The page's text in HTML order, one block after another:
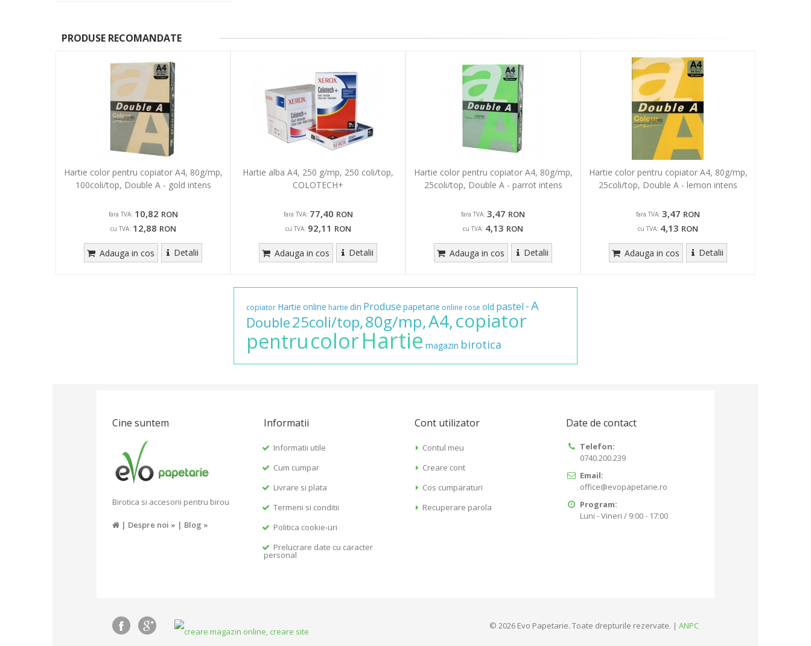
PRODUSE RECOMANDATE
Hartie color pentru copiator A4, 80g/mp,
100coli/top, Double A - gold intens
fara TVA: 10,82 RON
cu TVA: 12,88 RON
Adauga in cos Detalii
Hartie alba A4, 250 g/mp, 250 coli/top,
COLOTECH+
fara TVA: 77,40 RON
cu TVA: 92,11 RON
Adauga in cos Detalii
Hartie color pentru copiator A4, 80g/mp,
25coli/top, Double A - parrot intens
fara TVA: 3,47 RON
cu TVA: 4,13 RON
Adauga in cos Detalii
Hartie color pentru copiator A4, 80g/mp,
25coli/top, Double A - lemon intens
fara TVA: 3,47 RON
cu TVA: 4,13 RON
Adauga in cos Detalii
copiator Hartie online hartie din Produse papetarie online rose old pastel -A
Double25coli/top,80g/mp,A4,copiator
pentrucolorHartie magazin birotica
Cine suntem
Birotica si accesorii pentru birou
| Despre noi » | Blog »
Informatii
Informatii utile
Cum cumpar
Livrare si plata
Termeni si conditii
Politica cookie-uri
Prelucrare date cu caracter
personal
Cont utilizator
Contul meu
Creare cont
Cos cumparaturi
Recuperare parola
Date de contact
Telefon:
0740.200.239
Email:
office@evopapetarie.ro
Program:
Luni - Vineri / 9:00 - 17:00
© 2026 Evo Papetarie. Toate drepturile rezervate. | ANPC